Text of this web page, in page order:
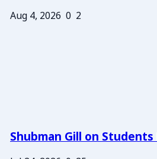
Aug 4, 2026 0 2
Shubman Gill on Students